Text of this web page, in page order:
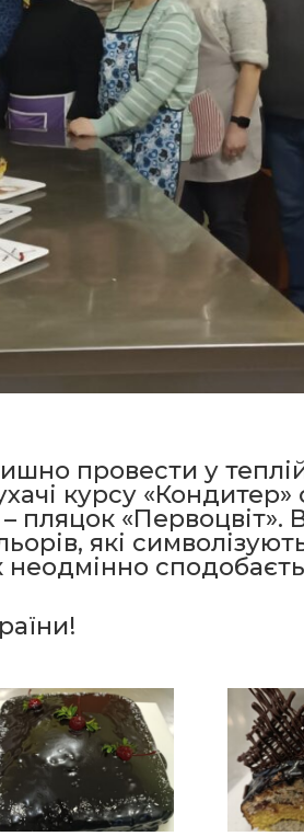
провести у
курсу «Кондитер»
«Первоцвіт».
які